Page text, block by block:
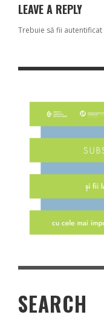
LEAVE A REPLY
Trebuie să fii autentificat
SEARCH